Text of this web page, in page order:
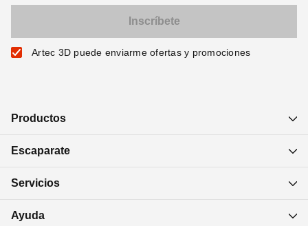
Artec 3D puede enviarme ofertas y promociones
Productos
Escaparate
Servicios
Ayuda